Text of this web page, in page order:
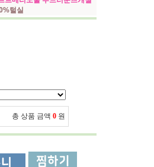
털실
총 상품 금액 0 원